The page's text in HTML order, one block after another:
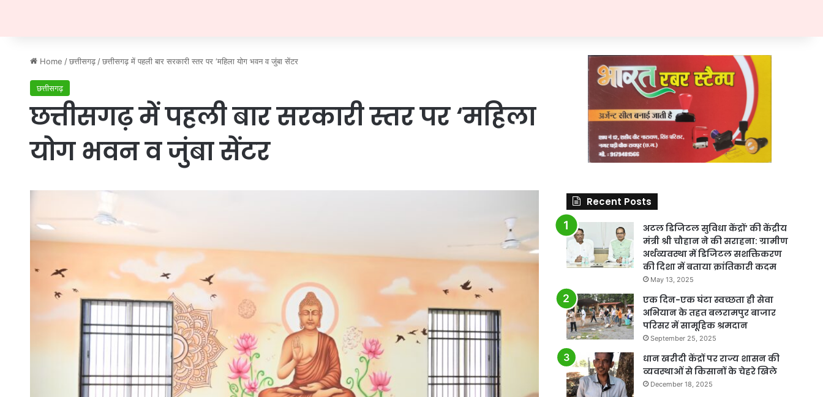
Home / छत्तीसगढ़ / छत्तीसगढ़ में पहली बार सरकारी स्तर पर ‘महिला योग भवन व जुंबा सेंटर
छत्तीसगढ़
छत्तीसगढ़ में पहली बार सरकारी स्तर पर ‘महिला
योग भवन व जुंबा सेंटर
Recent Posts
अटल डिजिटल सुविधा केंद्रों’ की केंद्रीय
मंत्री श्री चौहान ने की सराहना: ग्रामीण
अर्थव्यवस्था में डिजिटल सशक्तिकरण
की दिशा में बताया क्रांतिकारी कदम
May 13, 2025
एक दिन-एक घंटा स्वच्छता ही सेवा
अभियान के तहत बलरामपुर बाजार
परिसर में सामूहिक श्रमदान
September 25, 2025
धान खरीदी केंद्रों पर राज्य शासन की
व्यवस्थाओं से किसानों के चेहरे खिले
December 18, 2025